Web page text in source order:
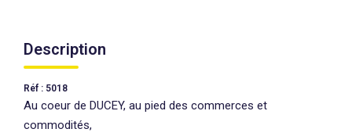
Description
Réf : 5018
Au coeur de DUCEY, au pied des commerces et
commodités,